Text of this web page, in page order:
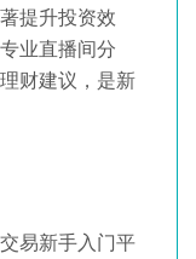
提升投资效
业直播间分
财建议，是新
易新手入门平